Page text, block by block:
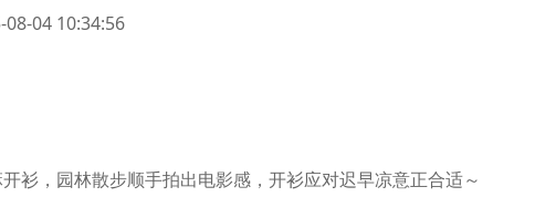
04 10:34:56
，园林散步顺手拍出电影感，开衫应对迟早凉意正合适～